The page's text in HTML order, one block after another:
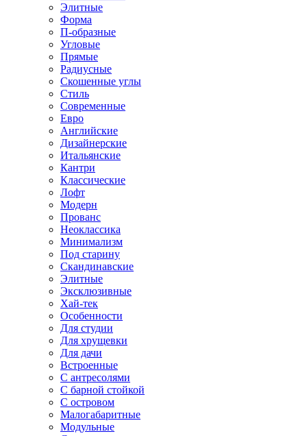
Элитные
Форма
П-образные
Угловые
Прямые
Радиусные
Скошенные углы
Стиль
Современные
Евро
Английские
Дизайнерские
Итальянские
Кантри
Классические
Лофт
Модерн
Прованс
Неоклассика
Минимализм
Под старину
Скандинавские
Элитные
Эксклюзивные
Хай-тек
Особенности
Для студии
Для хрущевки
Для дачи
Встроенные
С антресолями
С барной стойкой
С островом
Малогабаритные
Модульные